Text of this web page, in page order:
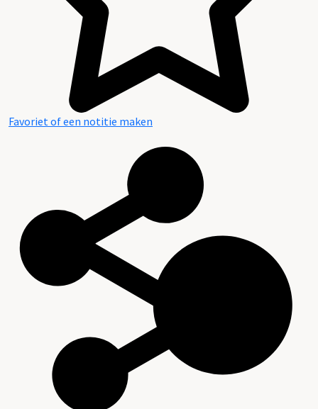
Favoriet of een notitie maken